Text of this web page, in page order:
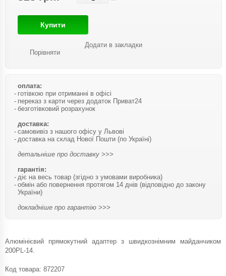
Купити
Порівняти
Додати в закладки
оплата:
готівкою при отриманні в офісі
переказ з карти через додаток Приват24
безготівковий розрахунок
доставка:
самовивіз з нашого офісу у Львові
доставка на склад Нової Пошти (по Україні)
детальніше про доставку >>>
гарантія:
діє на весь товар (згідно з умовами виробника)
обмін або повернення протягом 14 днів (відповідно до закону
України)
докладніше про гарантію >>>
Алюмінієвий прямокутний адаптер з швидкознімним майданчиком
200PL-14.
Код товара: 872207